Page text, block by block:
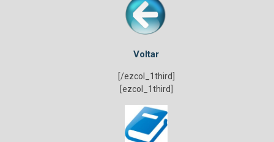
Voltar
[/ezcol_1third]
[ezcol_1third]